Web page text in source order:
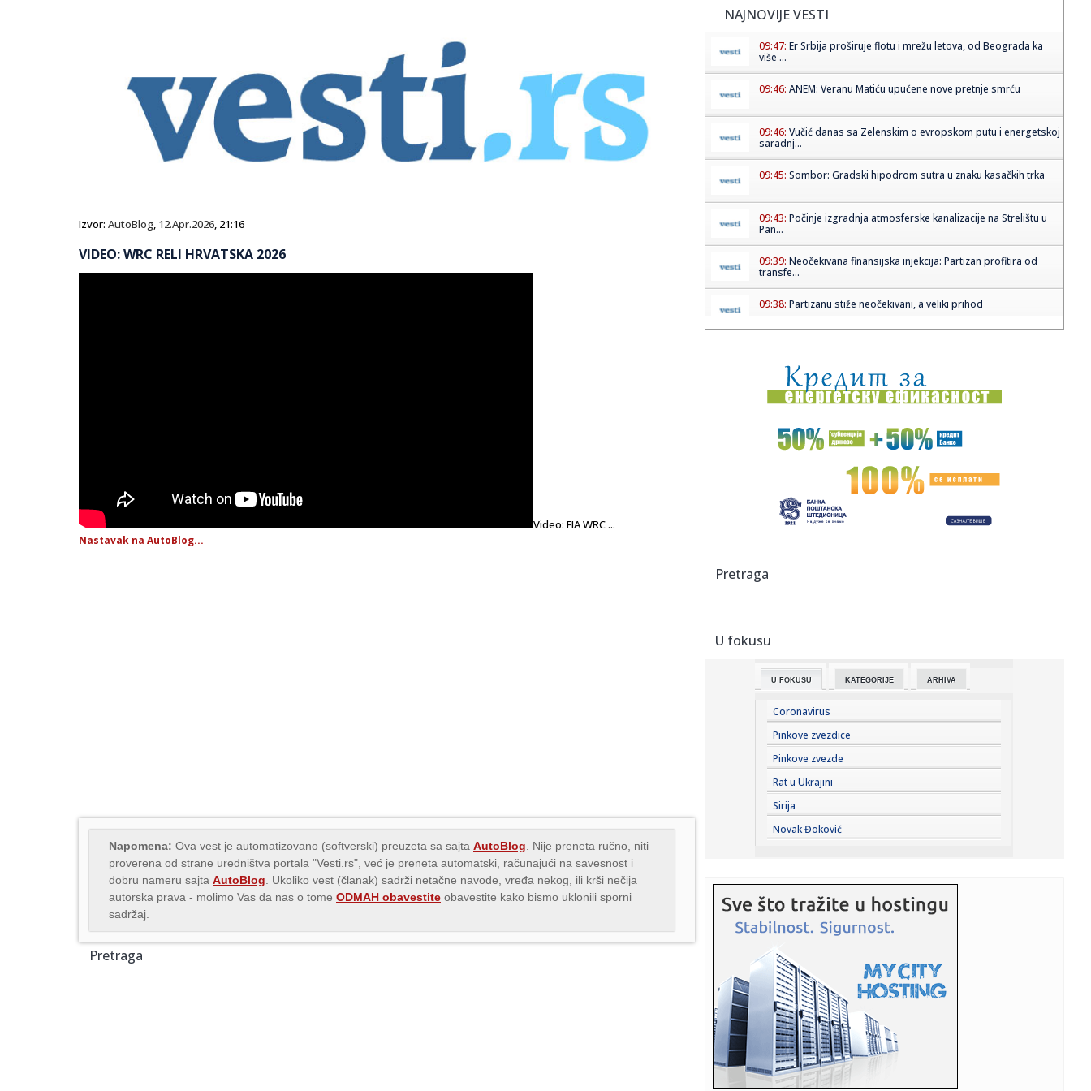
Izvor: AutoBlog, 12.Apr.2026, 21:16
VIDEO: WRC RELI HRVATSKA 2026
Video: FIA WRC ...
Nastavak na AutoBlog...
Napomena: Ova vest je automatizovano (softverski) preuzeta sa sajta AutoBlog . Nije preneta ručno, niti
proverena od strane uredništva portala "Vesti.rs", već je preneta automatski, računajući na savesnost i
dobru nameru sajta AutoBlog . Ukoliko vest (članak) sadrži netačne navode, vređa nekog, ili krši nečija
autorska prava - molimo Vas da nas o tome ODMAH obavestite obavestite kako bismo uklonili sporni
sadržaj.
Pretraga
NAJNOVIJE VESTI
09:47: Er Srbija proširuje flotu i mrežu letova, od Beograda ka
više ...
09:46: ANEM: Veranu Matiću upućene nove pretnje smrću
09:46: Vučić danas sa Zelenskim o evropskom putu i energetskoj
saradnj...
09:45: Sombor: Gradski hipodrom sutra u znaku kasačkih trka
09:43: Počinje izgradnja atmosferske kanalizacije na Strelištu u
Pan...
09:39: Neočekivana finansijska injekcija: Partizan profitira od
transfe...
09:38: Partizanu stiže neočekivani, a veliki prihod
09:35:Мислите да живите здраво? Ових 8 ...
09:34:Kula: Kula spremna za „Petrovski 3 na 3“: Pobedniku
100.000 d...
Ер Србија проширује флоту и мрежу ...
09:34:Ovo je najneobičniji "prespavanjac" u Srbiji: U Svilajncu se
09:26:
09:23: Амерички званичник: Украјина ...
09:25:Jokić ostaje bez važnog saigrača?
09:23:Sombor: (FOTO) Prvo veče „Bodrog festa“ okupilo
ljubitelje t...
09:21:Bugari spasavaju Evropu
09:19: Mađar i stranka Tisa danas nominuju kandidata za
predsednika: Ov...
09:16:
09:14:DNEVNI KVIZ: Deset pitanja - pravo osveženje
09:12:PREOKRET U NAPOLIJU: Milinković-Savić više nije siguran,
Muso ...
09:09:Amerika objavila nove snimke NLO-a
Pretraga
U fokusu
U FOKUSU KATEGORIJE ARHIVA
Coronavirus
Pinkove zvezdice
Pinkove zvezde
Rat u Ukrajini
Sirija
Novak Đoković